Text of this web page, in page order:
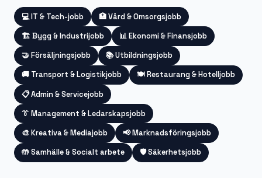
💻IT & Tech-jobb 🏥Vård & Omsorgsjobb
🏗️ Bygg & Industrijobb 📊Ekonomi & Finansjobb
🤝Försäljningsjobb 📚Utbildningsjobb
🚚 Transport & Logistikjobb 🍽️Restaurang & Hotelljobb
📋Admin & Servicejobb
👔 Management & Ledarskapsjobb
🎨 Kreativa & Mediajobb 📢Marknadsföringsjobb
🤲Samhälle & Socialt arbete 🛡️Säkerhetsjobb